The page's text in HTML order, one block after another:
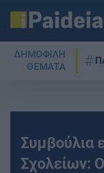
ΔΗΜΟΦΙΛΗ
ΘΕΜΑΤΑ
Συμβούλια
Σχολείων: